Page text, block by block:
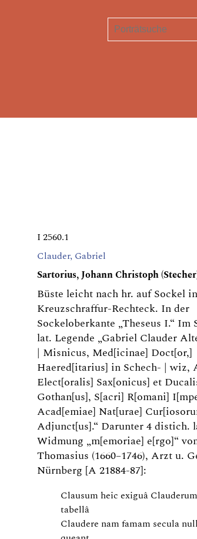
I 2560.1
Clauder, Gabriel
Sartorius, Johann Christoph
Büste leicht nach hr. auf Sockel
Kreuzschraffur-Rechteck. In der
Sockeloberkante „Theseus I.“ Im
lat. Legende „Gabriel Clauder
| Misnicus, Med[icinae] Doct[or,]
Haered[itarius] in Schech- | wiz,
Elect[oralis] Sax[onicus] et
Gothan[us], S[acri] R[omani]
Acad[emiae] Nat[urae]
Adjunct[us].“ Darunter 4 distich.
Widmung „m[emoriae] e[rgo]“
Thomasius (1660–1746), Arzt u.
Nürnberg [A 21884-87]:
Clausum heic exiguâ
tabellâ
Claudere nam famam secula